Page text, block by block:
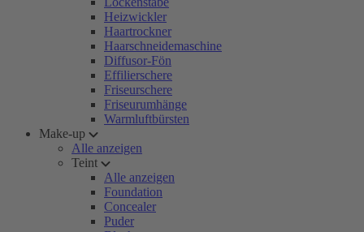
Heizwickler
Haartrockner
Haarschneidemaschine
Diffusor-Fön
Effilierschere
Friseurschere
Friseurumhänge
Warmluftbürsten
Make-up
Alle anzeigen
Teint
Alle anzeigen
Foundation
Concealer
Puder